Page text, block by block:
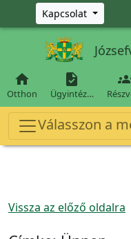
Ugrás a fő tartalomra
Kapcsolat

Otthon

Ügyintéz…
Válasszon a
Vissza az előző oldalra